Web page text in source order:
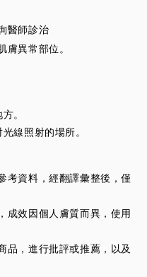
醫師診治
異常部位。
。
線照射的場所。
考資料，經翻譯彙整後，僅
成效因個人膚質而異，使用
品，進行批評或推薦，以及